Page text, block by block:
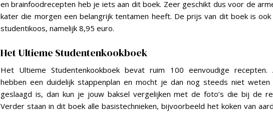
en brainfoodrecepten heb je iets aan dit boek. Zeer geschikt dus voor de
kater die morgen een belangrijk tentamen heeft. De prijs van dit boek is
studentikoos, namelijk 8,95 euro.
Het Ultieme Studentenkookboek
Het Ultieme Studentenkookboek bevat ruim 100 eenvoudige recepten.
hebben een duidelijk stappenplan en mocht je dan nog steeds niet
geslaagd is, dan kun je jouw baksel vergelijken met de foto’s die bij de
Verder staan in dit boek alle basistechnieken, bijvoorbeeld het koken van